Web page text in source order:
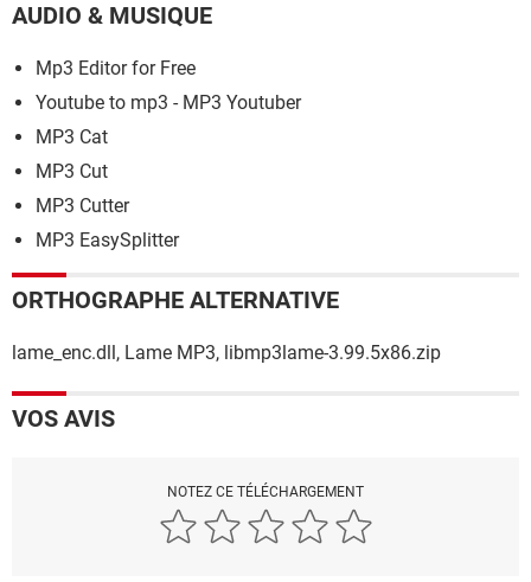
AUDIO & MUSIQUE
Mp3 Editor for Free
Youtube to mp3 - MP3 Youtuber
MP3 Cat
MP3 Cut
MP3 Cutter
MP3 EasySplitter
ORTHOGRAPHE ALTERNATIVE
lame_enc.dll, Lame MP3, libmp3lame-3.99.5x86.zip
VOS AVIS
NOTEZ CE TÉLÉCHARGEMENT